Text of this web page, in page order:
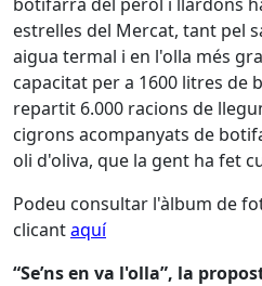
estrelles del Mercat, tant pel
aigua termal i en l'olla més
capacitat per a 1600 litres de
repartit 6.000 racions de
cigrons acompanyats de
oli d'oliva, que la gent ha fet
Podeu consultar l'àlbum de
clicantaquí
“Se’ns en va l'olla”, la